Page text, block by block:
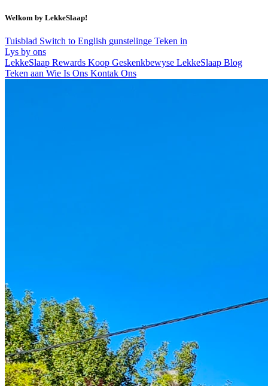
Welkom by LekkeSlaap!
Tuisblad Switch to English gunstelinge Teken in
Lys by ons
LekkeSlaap Rewards Koop Geskenkbewyse LekkeSlaap Blog
Teken aan Wie Is Ons Kontak Ons